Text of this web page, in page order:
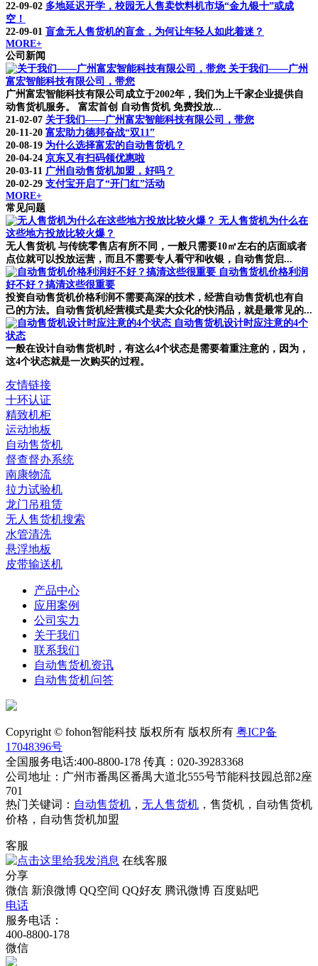
22-09-02 多地延迟开学，校园无人售卖饮料机市场“金九银十”或成
空！
22-09-01 盲盒无人售货机的盲盒，为何让年轻人如此着迷？
MORE+
公司新闻
关于我们——广州
富宏智能科技有限公司，带您
广州富宏智能科技有限公司成立于2002年，我们为上千家企业提供自
动售货机服务。 富宏首创 自动售货机 免费投放...
21-02-07 关于我们——广州富宏智能科技有限公司，带您
20-11-20 富宏助力德邦奋战“双11”
20-08-19 为什么选择富宏的自动售货机？
20-04-24 京东又有扫码领优惠啦
20-03-11 广州自动售货机加盟，好吗？
20-02-29 支付宝开启了“开门红”活动
MORE+
常见问题
无人售货机为什么在
这些地方投放比较火爆？
无人售货机 与传统零售店有所不同，一般只需要10㎡左右的店面或者
点位就可以投放运营，而且不需要专人看守和收银，自动售货启...
自动售货机价格利润
好不好？搞清这些很重要
投资自动售货机价格利润不需要高深的技术，经营自动售货机也有自
己的方法。自动售货机经营模式是卖大众化的快消品，就是最常见的...
自动售货机设计时应注意的4个
状态
一般在设计自动售货机时，有这么4个状态是需要着重注意的，因为，
这4个状态就是一次购买的过程。
友情链接
十环认证
精致机柜
运动地板
自动售货机
督查督办系统
南康物流
拉力试验机
龙门吊租赁
无人售货机搜索
水管清洗
悬浮地板
皮带输送机
产品中心
应用案例
公司实力
关于我们
联系我们
自动售货机资讯
自动售货机问答
Copyright © fohon智能科技 版权所有 版权所有 粤ICP备
17048396号
全国服务电话:400-8800-178 传真：020-39283368
公司地址：广州市番禺区番禺大道北555号节能科技园总部2座
701
热门关键词： 自动售货机 ， 无人售货机 ，售货机，自动售货机
价格，自动售货机加盟
客服
在线客服
分享
微信 新浪微博 QQ空间 QQ好友 腾讯微博 百度贴吧
电话
服务电话：
400-8800-178
微信